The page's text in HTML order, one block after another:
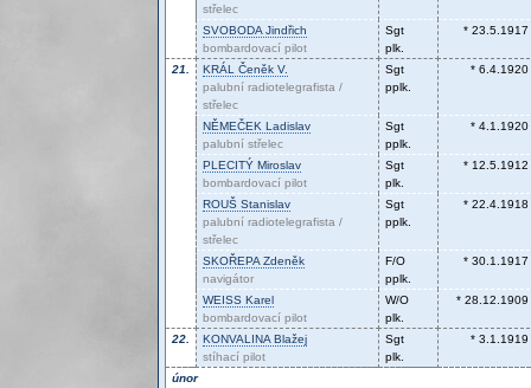
střelec
SVOBODAJindřich
bombardovací pilot
Sgt
plk.
* 23.5.1917
21. KRÁL Čeněk V.
palubní radiotelegrafista /
střelec
Sgt
pplk.
* 6.4.1920
NĚMEČEK Ladislav
palubní střelec
Sgt
pplk.
* 4.1.1920
PLECITÝ Miroslav
bombardovací pilot
Sgt
plk.
* 12.5.1912
ROUŠ Stanislav
palubní radiotelegrafista /
střelec
Sgt
pplk.
* 22.4.1918
SKOŘEPAZdeněk
navigátor
F/O
pplk.
* 30.1.1917
WEISS Karel
bombardovací pilot
W/O
plk.
* 28.12.1909
22. KONVALINABlažej
stíhací pilot
Sgt
plk.
* 3.1.1919
únor